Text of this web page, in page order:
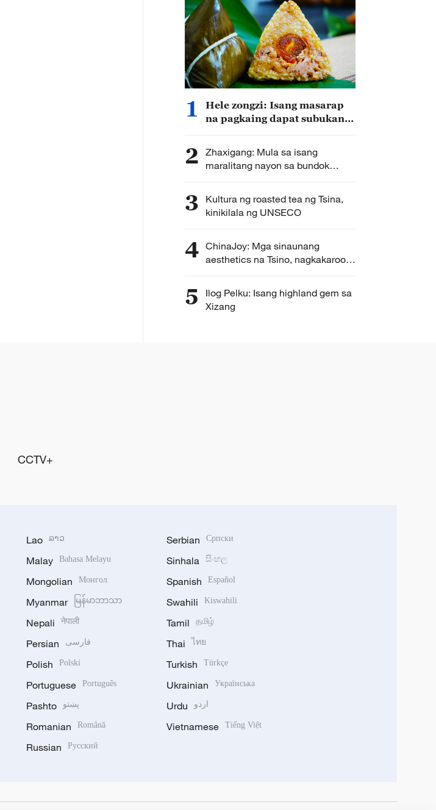
1
Hele zongzi: Isang masarap
na pagkaing dapat subukan
2 Zhaxigang: Mula sa isang
maralitang nayon sa bundok
hanggang sa isang bantog na
3
Kultura ng roasted tea ng Tsina,
kinikilala ng UNSECO
4 ChinaJoy: Mga sinaunang
aesthetics na Tsino, nagkakaroon
ng mga bagong anyo
5
Ilog Pelku: Isang highland gem sa
Xizang
CCTV+
Lao ລາວ
Malay Bahasa Melayu
Mongolian Монгол
Myanmar မြန်မာဘာသာ
Nepali नेपाली
Persian فارسی
Polish Polski
Portuguese Português
Pashto پښتو
Romanian Română
Russian Русский
Serbian Српски
Sinhala සිංහල
Spanish Español
Swahili Kiswahili
Tamil தமிழ்
Thai ไทย
Turkish Türkçe
Ukrainian Українська
Urdu اردو
Vietnamese Tiếng Việt